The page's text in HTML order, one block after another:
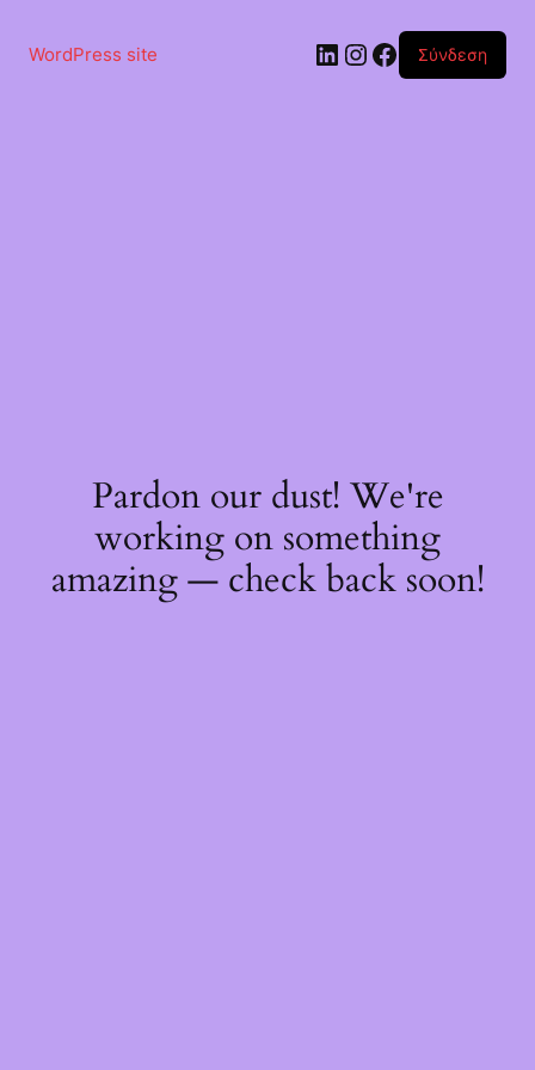
περιεχόμενο
WordPress site Linkedin
Instagram
Facebook
Σύνδεση
Pardon our dust! We're
working on something
amazing — check back soon!